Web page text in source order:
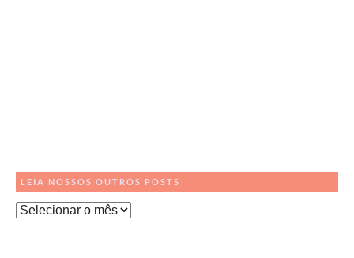
LEIA NOSSOS OUTROS POSTS
Leia